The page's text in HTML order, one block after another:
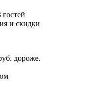
и скидки
дороже.